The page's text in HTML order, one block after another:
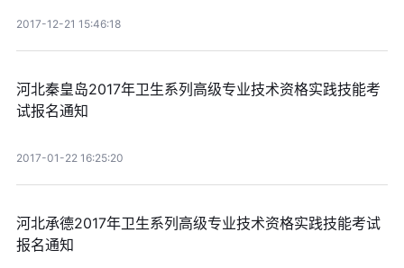
2017-12-21 15:46:18
河北秦皇岛2017年卫生系列高级专业技术资格实践技能考
试报名通知
2017-01-22 16:25:20
河北承德2017年卫生系列高级专业技术资格实践技能考试
报名通知